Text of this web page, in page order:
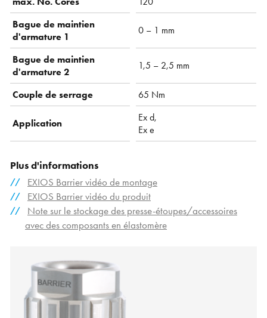
Bague de maintien
d'armature 1
0 – 1 mm
Bague de maintien
d'armature 2
1,5 – 2,5 mm
Couple de serrage 65 Nm
Application
Ex d,
Ex e
Plus d'informations
EXIOS Barrier vidéo de montage
EXIOS Barrier vidéo du produit
Note sur le stockage des presse-étoupes/accessoires
avec des composants en élastomère